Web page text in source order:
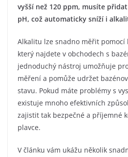
vyšší než 120 ppm, musíte
pH, což automaticky sníží i
Alkalitu lze snadno měřit pomocí
který najdete v obchodech s
jednoduchý nástroj umožňuje
měření a pomůže udržet
stavu. Pokud máte problémy s
existuje mnoho efektivních
zajistit tak bezpečné a příjemné
plavce.
V článku vám ukážu několik